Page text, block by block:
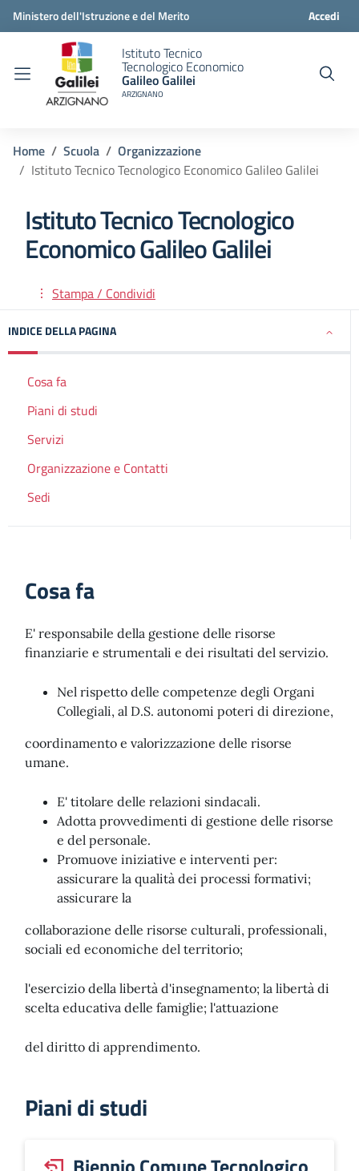
Ministero dell'Istruzione e del Merito Accedi
Istituto Tecnico
Tecnologico Economico
Galileo Galilei
ARZIGNANO
Home Scuola
Organizzazione
Istituto Tecnico Tecnologico Economico Galileo Galilei
Istituto Tecnico Tecnologico
Economico Galileo Galilei
Stampa / Condividi
INDICE DELLA PAGINA
Cosa fa
Piani di studi
Servizi
Organizzazione e Contatti
Sedi
Cosa fa
E' responsabile della gestione delle risorse
finanziarie e strumentali e dei risultati del servizio.
Nel rispetto delle competenze degli Organi
Collegiali, al D.S. autonomi poteri di direzione,
coordinamento e valorizzazione delle risorse
umane.
E' titolare delle relazioni sindacali.
Adotta provvedimenti di gestione delle risorse
e del personale.
Promuove iniziative e interventi per:
assicurare la qualità dei processi formativi;
assicurare la
collaborazione delle risorse culturali, professionali,
sociali ed economiche del territorio;
l'esercizio della libertà d'insegnamento; la libertà di
scelta educativa delle famiglie; l'attuazione
del diritto di apprendimento.
Piani di studi